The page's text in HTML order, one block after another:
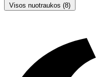
Visos nuotraukos (8)